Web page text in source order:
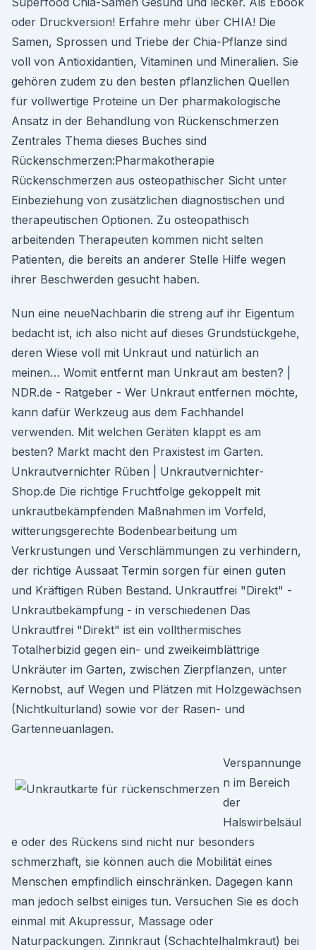
oder Druckversion! Erfahre mehr über CHIA! Die
Samen, Sprossen und Triebe der Chia-Pflanze sind
voll von Antioxidantien, Vitaminen und Mineralien. Sie
gehören zudem zu den besten pflanzlichen Quellen
für vollwertige Proteine un Der pharmakologische
Ansatz in der Behandlung von Rückenschmerzen
Zentrales Thema dieses Buches sind
Rückenschmerzen:Pharmakotherapie
Rückenschmerzen aus osteopathischer Sicht unter
Einbeziehung von zusätzlichen diagnostischen und
therapeutischen Optionen. Zu osteopathisch
arbeitenden Therapeuten kommen nicht selten
Patienten, die bereits an anderer Stelle Hilfe wegen
ihrer Beschwerden gesucht haben.
Nun eine neueNachbarin die streng auf ihr Eigentum
bedacht ist, ich also nicht auf dieses Grundstückgehe,
deren Wiese voll mit Unkraut und natürlich an
meinen… Womit entfernt man Unkraut am besten? |
NDR.de - Ratgeber - Wer Unkraut entfernen möchte,
kann dafür Werkzeug aus dem Fachhandel
verwenden. Mit welchen Geräten klappt es am
besten? Markt macht den Praxistest im Garten.
Unkrautvernichter Rüben | Unkrautvernichter-
Shop.de Die richtige Fruchtfolge gekoppelt mit
unkrautbekämpfenden Maßnahmen im Vorfeld,
witterungsgerechte Bodenbearbeitung um
Verkrustungen und Verschlämmungen zu verhindern,
der richtige Aussaat Termin sorgen für einen guten
und Kräftigen Rüben Bestand. Unkrautfrei "Direkt" -
Unkrautbekämpfung - in verschiedenen Das
Unkrautfrei "Direkt" ist ein vollthermisches
Totalherbizid gegen ein- und zweikeimblättrige
Unkräuter im Garten, zwischen Zierpflanzen, unter
Kernobst, auf Wegen und Plätzen mit Holzgewächsen
(Nichtkulturland) sowie vor der Rasen- und
Gartenneuanlagen.
Verspannunge
n im Bereich
der
Halswirbelsäul
e oder des Rückens sind nicht nur besonders
schmerzhaft, sie können auch die Mobilität eines
Menschen empfindlich einschränken. Dagegen kann
man jedoch selbst einiges tun. Versuchen Sie es doch
einmal mit Akupressur, Massage oder
Naturpackungen. Zinnkraut (Schachtelhalmkraut) bei